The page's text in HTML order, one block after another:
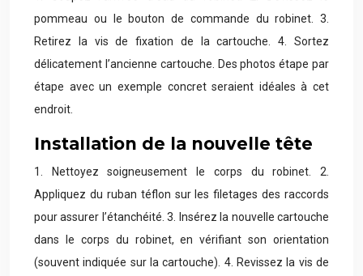
pommeau ou le bouton de commande du robinet. 3.
Retirez la vis de fixation de la cartouche. 4. Sortez
délicatement l’ancienne cartouche. Des photos étape par
étape avec un exemple concret seraient idéales à cet
endroit.
Installation de la nouvelle tête
1. Nettoyez soigneusement le corps du robinet. 2.
Appliquez du ruban téflon sur les filetages des raccords
pour assurer l’étanchéité. 3. Insérez la nouvelle cartouche
dans le corps du robinet, en vérifiant son orientation
(souvent indiquée sur la cartouche). 4. Revissez la vis de